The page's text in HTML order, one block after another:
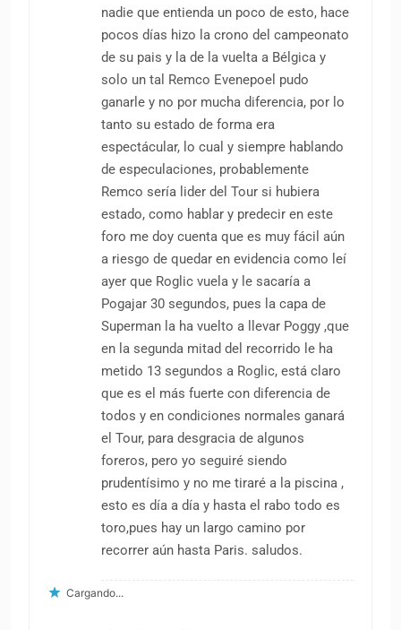
nadie que entienda un poco de esto, hace
pocos días hizo la crono del campeonato
de su pais y la de la vuelta a Bélgica y
solo un tal Remco Evenepoel pudo
ganarle y no por mucha diferencia, por lo
tanto su estado de forma era
espectácular, lo cual y siempre hablando
de especulaciones, probablemente
Remco sería lider del Tour si hubiera
estado, como hablar y predecir en este
foro me doy cuenta que es muy fácil aún
a riesgo de quedar en evidencia como leí
ayer que Roglic vuela y le sacaría a
Pogajar 30 segundos, pues la capa de
Superman la ha vuelto a llevar Poggy ,que
en la segunda mitad del recorrido le ha
metido 13 segundos a Roglic, está claro
que es el más fuerte con diferencia de
todos y en condiciones normales ganará
el Tour, para desgracia de algunos
foreros, pero yo seguiré siendo
prudentísimo y no me tiraré a la piscina ,
esto es día a día y hasta el rabo todo es
toro,pues hay un largo camino por
recorrer aún hasta Paris. saludos.
Cargando...